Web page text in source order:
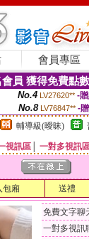
會員專區
員 獲得免費點
No.4 LV27620** -
No.8 LV76847** -
輔導級(曖昧)
視訊區 一對多視訊
包廂 送禮
免費文字聊
一對多視訊